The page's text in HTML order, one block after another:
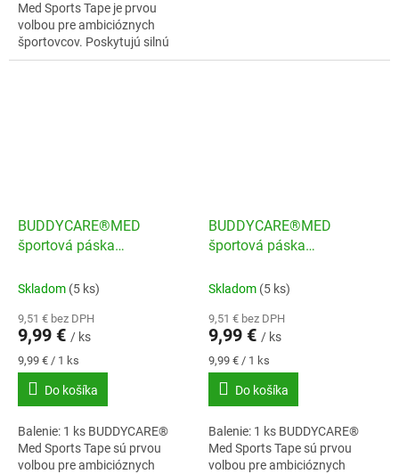
Med Sports Tape je prvou
volbou pre ambicióznych
športovcov. Poskytujú silnú
oporu pocas intenzívneho
BUDDYCARE®MED
športová páska
Skladom (5 ks)
9,51 € bez DPH
9,99 € / ks
Jednotková
cena:
9,99 € / 1 ks
Do košíka
Balenie: 1 ks BUDDYCARE®
Med Sports Tape sú prvou
volbou pre ambicióznych
BUDDYCARE®MED
športová páska
Skladom (5 ks)
9,51 € bez DPH
9,99 € / ks
Jednotková
cena:
9,99 € / 1 ks
Do košíka
Balenie: 1 ks BUDDYCARE®
Med Sports Tape sú prvou
volbou pre ambicióznych